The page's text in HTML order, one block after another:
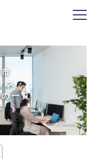
会員ページ
ス・
一覧